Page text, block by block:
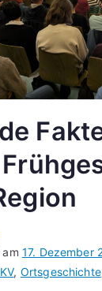
17. Dezember
, Ortsgeschichte